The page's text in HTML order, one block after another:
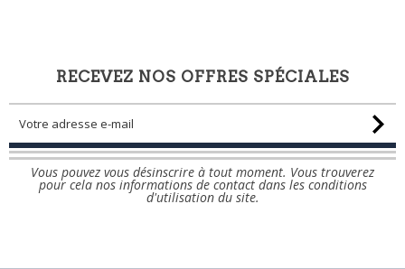
RECEVEZ NOS OFFRES SPÉCIALES
Vous pouvez vous désinscrire à tout moment. Vous trouverez
pour cela nos informations de contact dans les conditions
d'utilisation du site.